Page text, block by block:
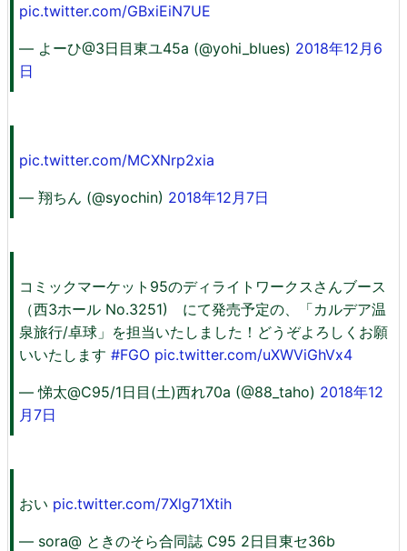
pic.twitter.com/GBxiEiN7UE
— よーひ@3日目東ユ45a (@yohi_blues) 2018年12月6
日
pic.twitter.com/MCXNrp2xia
— 翔ちん (@syochin) 2018年12月7日
コミックマーケット95のディライトワークスさんブース
（西3ホール No.3251) にて発売予定の、「カルデア温
泉旅行/卓球」を担当いたしました！どうぞよろしくお願
いいたします #FGO pic.twitter.com/uXWViGhVx4
— 悌太@C95/1日目(土)西れ70a (@88_taho) 2018年12
月7日
おい pic.twitter.com/7Xlg71Xtih
— sora@ ときのそら合同誌 C95 2日目東セ36b